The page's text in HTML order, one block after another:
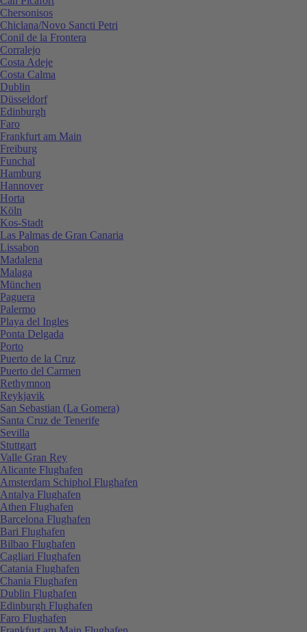
Chersonisos
Chiclana/Novo Sancti Petri
Conil de la Frontera
Corralejo
Costa Adeje
Costa Calma
Dublin
Düsseldorf
Edinburgh
Faro
Frankfurt am Main
Freiburg
Funchal
Hamburg
Hannover
Horta
Köln
Kos-Stadt
Las Palmas de Gran Canaria
Lissabon
Madalena
Malaga
München
Paguera
Palermo
Playa del Ingles
Ponta Delgada
Porto
Puerto de la Cruz
Puerto del Carmen
Rethymnon
Reykjavik
San Sebastian (La Gomera)
Santa Cruz de Tenerife
Sevilla
Stuttgart
Valle Gran Rey
Alicante Flughafen
Amsterdam Schiphol Flughafen
Antalya Flughafen
Athen Flughafen
Barcelona Flughafen
Bari Flughafen
Bilbao Flughafen
Cagliari Flughafen
Catania Flughafen
Chania Flughafen
Dublin Flughafen
Edinburgh Flughafen
Faro Flughafen